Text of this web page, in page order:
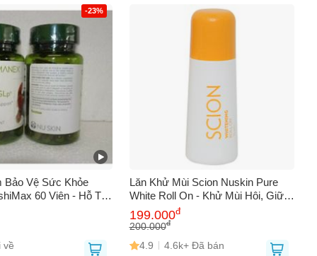
-23%
Bảo Vệ Sức Khỏe
60 Viên - Hỗ Trợ
Sức Đề Kháng và
về
Lăn Khử Mùi Scion Nuskin Pure
White Roll On - Khử Mùi Hôi, Giữ
Khô Ráo, Thoáng Mát Suốt Ngày,
Hỗ Trợ Tránh Ố Vàng Áo
199.000đ
200.000đ
4.9 4.6k+ Đã bán